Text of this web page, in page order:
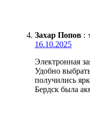
Захар Попов :
16.10.2025
Электронная
Удобно
получились
Бердск была